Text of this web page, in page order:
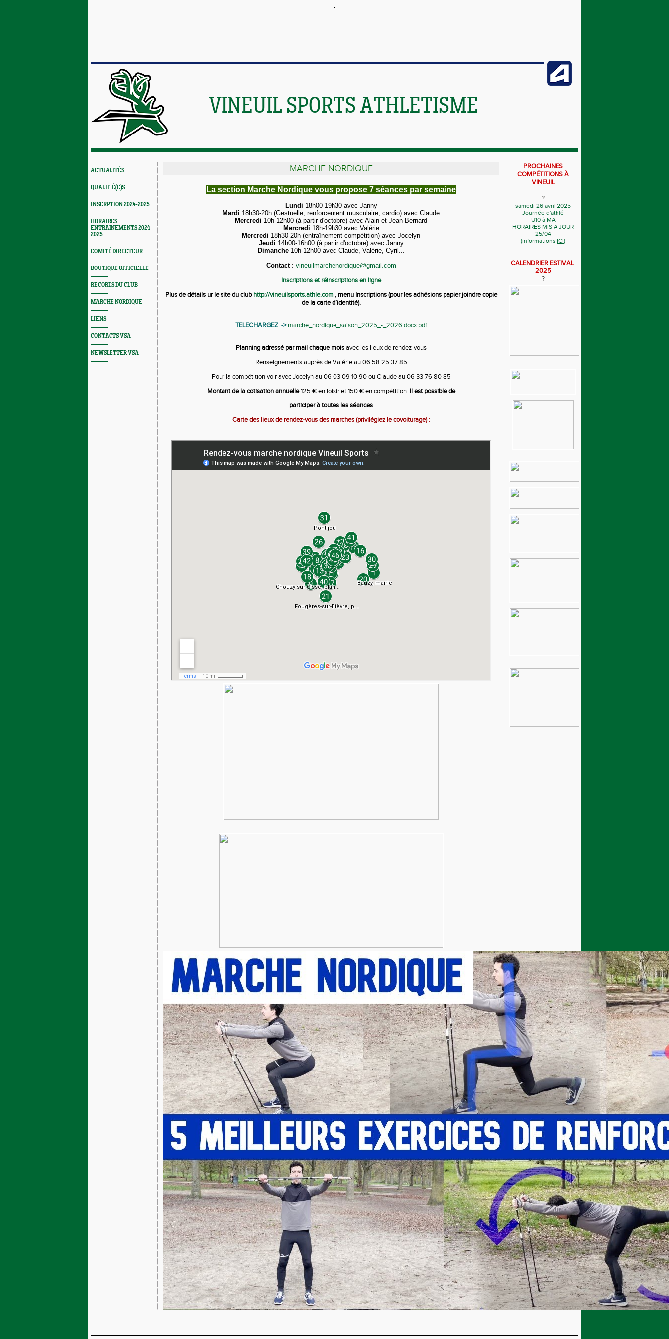
VINEUIL SPORTS ATHLETISME
ACTUALITÉS
QUALIFIÉ(E)S
INSCRPTION 2024-2025
HORAIRES
ENTRAINEMENTS 2024-
2025
COMITÉ DIRECTEUR
BOUTIQUE OFFICIELLE
RECORDS DU CLUB
MARCHE NORDIQUE
LIENS
CONTACTS VSA
NEWSLETTER VSA
MARCHE NORDIQUE
La section Marche Nordique vous propose 7 séances par semaine
Lundi 18h00-19h30 avec Janny
Mardi 18h30-20h (Gestuelle, renforcement musculaire, cardio) avec Claude
Mercredi 10h-12h00 (à partir d'octobre) avec Alain et Jean-Bernard
Mercredi 18h-19h30 avec Valérie
Mercredi 18h30-20h (entraînement compétition) avec Jocelyn
Jeudi 14h00-16h00 (à partir d'octobre) avec Janny
Dimanche10h-12h00 avec Claude, Valérie, Cyril...
Contact : vineuilmarchenordique@gmail.com
Inscriptions et réinscriptions en ligne
Plus de détails ur le site du clubhttp://vineuilsports.athle.com , menu Inscriptions (pour les adhésions papier joindre copie
de la carte d’identité).
TELECHARGEZ -> marche_nordique_saison_2025_-_2026.docx.pdf
Planning adressé par mail chaque moisavec les lieux de rendez-vous
Renseignements auprès de Valérie au 06 58 25 37 85
Pour la compétition voir avec Jocelyn au 06 03 09 10 90 ouClaude au 06 33 76 80 85
Montant de la cotisation annuelle125 € en loisir et 150 € en compétition. Il est possible de
participer à toutes les séances
Carte des lieux de rendez-vous des marches (privilégiez le covoiturage) :
PROCHAINES
COMPÉTITIONS À
VINEUIL
?
samedi 26 avril 2025
Journée d'athlé
U10 à MA
HORAIRES MIS A JOUR
25/04
(informations ICI)
CALENDRIER ESTIVAL
2025
?